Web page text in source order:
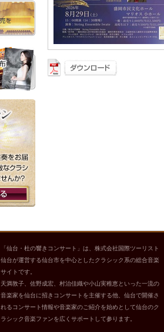
「仙台・杜の響きコンサート」は、株式会社国際ツーリスト
仙台が運営する仙台市を中心としたクラシック系の総合音楽
サイトです。
天満敦子、佐野成宏、村治佳織や小山実稚恵といった一流の
音楽家を仙台に招きコンサートを主催する他、仙台で開催さ
れるコンサート情報や音楽家のご紹介を始めとして仙台のク
ラシック音楽ファンを広くサポートして参ります。